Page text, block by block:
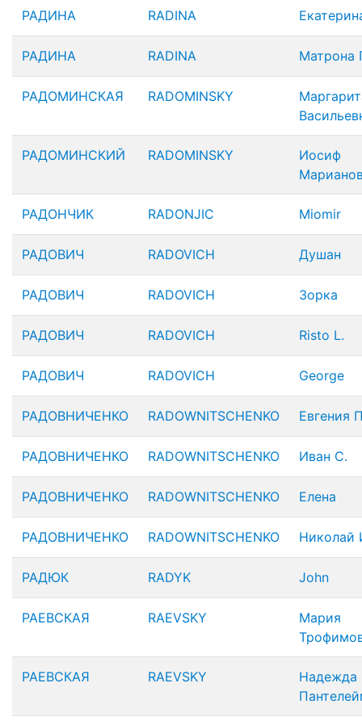
РАДИНА RADINA
РАДИНА RADINA Матрона
РАДОМИНСКАЯ RADOMINSKY
РАДОМИНСКИЙ RADOMINSKY
Иосиф
РАДОНЧИК RADONJIC Miomir
РАДОВИЧ RADOVICH Душан
РАДОВИЧ RADOVICH Зорка
РАДОВИЧ RADOVICH Risto L.
РАДОВИЧ RADOVICH George
РАДОВНИЧЕНКО RADOWNITSCHENKO Евгения
РАДОВНИЧЕНКО RADOWNITSCHENKO Иван С.
РАДОВНИЧЕНКО RADOWNITSCHENKO Елена
РАДОВНИЧЕНКО RADOWNITSCHENKO Николай
РАДЮК RADYK John
РАЕВСКАЯ RAEVSKY
Мария
РАЕВСКАЯ RAEVSKY
Надежда